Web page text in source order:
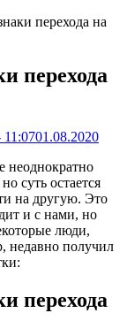
перехода на
перехода
11:0701.08.2020
неоднократно
суть остается
на другую. Это
и с нами, но
люди,
недавно получил
перехода